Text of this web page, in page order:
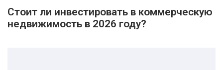
Стоит ли инвестировать в коммерческую
недвижимость в 2026 году?